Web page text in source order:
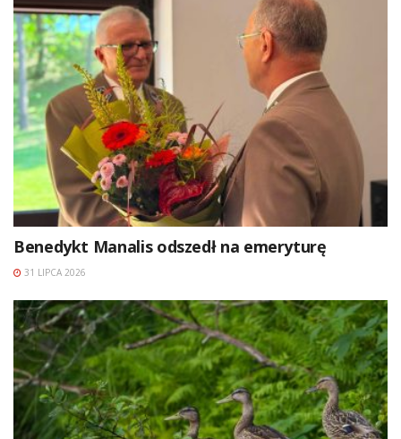
Benedykt Manalis odszedł na emeryturę
31 LIPCA 2026